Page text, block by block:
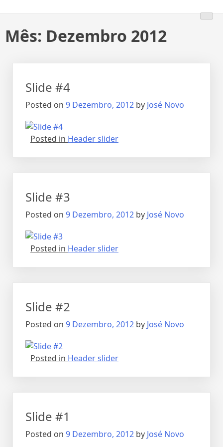
content
Mês: Dezembro 2012
Slide #4
Posted on 9 Dezembro, 2012 by José Novo
Posted in Header slider
Slide #3
Posted on 9 Dezembro, 2012 by José Novo
Posted in Header slider
Slide #2
Posted on 9 Dezembro, 2012 by José Novo
Posted in Header slider
Slide #1
Posted on 9 Dezembro, 2012 by José Novo